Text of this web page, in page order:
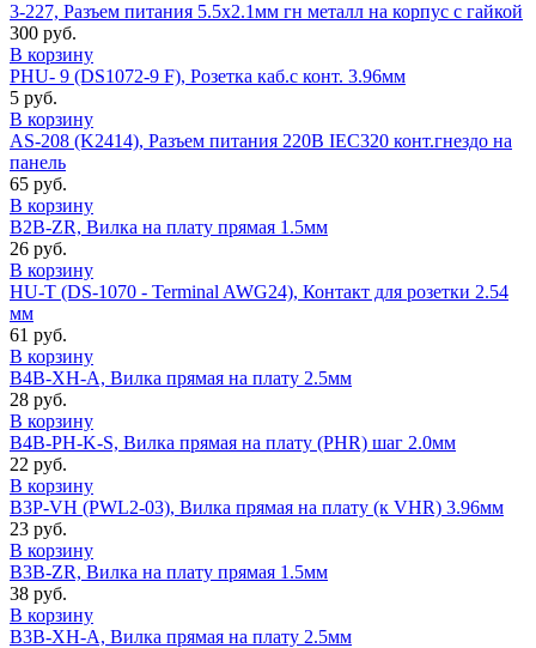
3-227, Разъем питания 5.5x2.1мм гн металл на корпус с гайкой
300 руб.
В корзину
PHU- 9 (DS1072-9 F), Розетка каб.с конт. 3.96мм
5 руб.
В корзину
AS-208 (K2414), Разъем питания 220В IEC320 конт.гнездо на
панель
65 руб.
В корзину
B2B-ZR, Вилка на плату прямая 1.5мм
26 руб.
В корзину
HU-T (DS-1070 - Terminal AWG24), Контакт для розетки 2.54
мм
61 руб.
В корзину
B4B-XH-A, Вилка прямая на плату 2.5мм
28 руб.
В корзину
B4B-PH-K-S, Вилка прямая на плату (PHR) шаг 2.0мм
22 руб.
В корзину
B3P-VH (PWL2-03), Вилка прямая на плату (к VHR) 3.96мм
23 руб.
В корзину
B3B-ZR, Вилка на плату прямая 1.5мм
38 руб.
В корзину
B3B-XH-A, Вилка прямая на плату 2.5мм